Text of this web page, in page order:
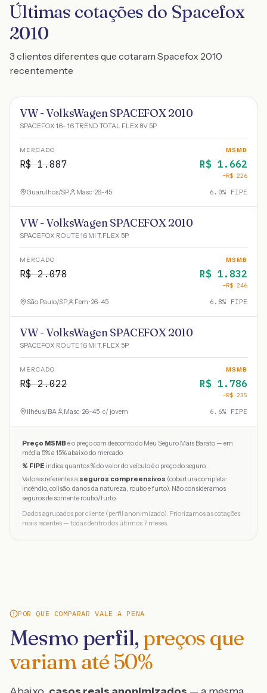
Últimas cotações do Spacefox
2010
3 clientes diferentes que cotaram Spacefox 2010
recentemente
VW - VolksWagen SPACEFOX 2010
SPACEFOX 1.6- 1.6 TREND TOTAL FLEX 8V 5P
MERCADO
R$1.887
MSMB
R$ 1.662
−R$ 226
Guarulhos/SP Masc · 26-45 6.0% FIPE
VW - VolksWagen SPACEFOX 2010
SPACEFOX ROUTE 1.6 MI T.FLEX 5P
MERCADO
R$2.078
MSMB
R$ 1.832
−R$ 246
São Paulo/SP Fem · 26-45 6.8% FIPE
VW - VolksWagen SPACEFOX 2010
SPACEFOX ROUTE 1.6 MI T.FLEX 5P
MERCADO
R$2.022
MSMB
R$ 1.786
−R$ 235
Ilhéus/BA Masc · 26-45 · c/ jovem 6.6% FIPE
Preço MSMB é o preço com desconto do Meu Seguro Mais Barato — em
média 5% a 15% abaixo do mercado.
% FIPE indica quantos % do valor do veículo é o preço do seguro.
Valores referentes a seguros compreensivos (cobertura completa:
incêndio, colisão, danos da natureza, roubo e furto). Não consideramos
seguros de somente roubo/furto.
Dados agrupados por cliente (perfil anonimizado). Priorizamos as cotações
mais recentes — todas dentro dos últimos 7 meses.
POR QUE COMPARAR VALE A PENA
Mesmo perfil, preços que
variam até 50%